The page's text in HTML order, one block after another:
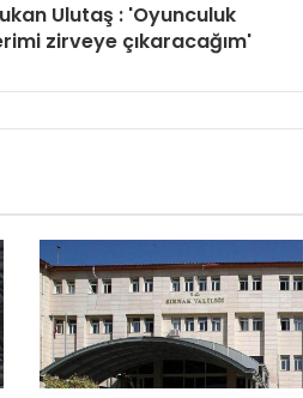
Ulutaş : 'Oyunculuk
zirveye çıkaracağım'